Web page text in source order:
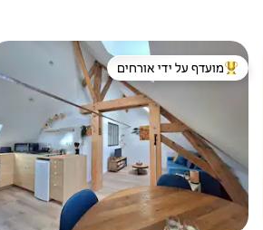
מוביל בקרב נכסים מועדפים על ידי אורחים
מועדף על ידי אורחים